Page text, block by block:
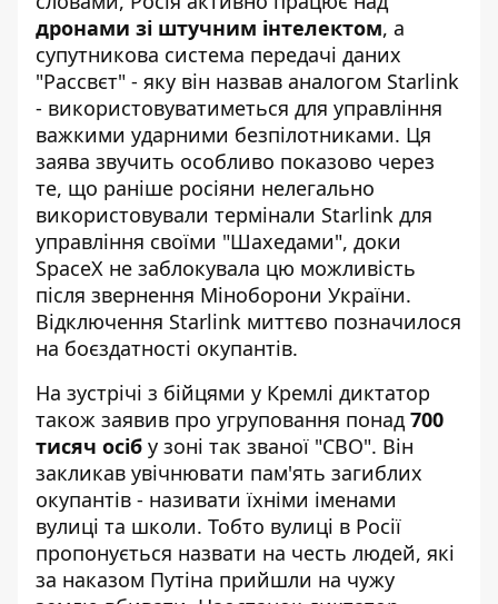
дронами зі штучним інтелектом, а
супутникова система передачі даних
"Рассвєт" - яку він назвав аналогом Starlink
- використовуватиметься для управління
важкими ударними безпілотниками. Ця
заява звучить особливо показово через
те, що раніше росіяни нелегально
використовували термінали Starlink для
управління своїми "Шахедами", доки
SpaceX не заблокувала цю можливість
після звернення Міноборони України.
Відключення Starlink миттєво позначилося
на боєздатності окупантів.
На зустрічі з бійцями у Кремлі диктатор
також заявив про угруповання понад 700
тисяч осіб у зоні так званої "СВО". Він
закликав увічнювати пам'ять загиблих
окупантів - називати їхніми іменами
вулиці та школи. Тобто вулиці в Росії
пропонується назвати на честь людей, які
за наказом Путіна прийшли на чужу